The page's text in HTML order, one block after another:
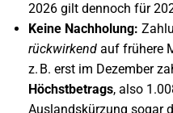
2026 gilt dennoch für
Keine Nachholung:
rückwirkend auf frühere
z. B. erst im Dezember
Höchstbetrags, also
Auslandskürzung sogar